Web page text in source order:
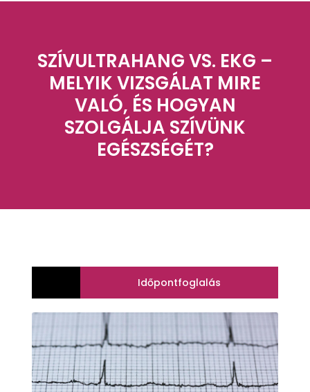
SZÍVULTRAHANG VS. EKG –
MELYIK VIZSGÁLAT MIRE
VALÓ, ÉS HOGYAN
SZOLGÁLJA SZÍVÜNK
EGÉSZSÉGÉT?
Időpontfoglalás